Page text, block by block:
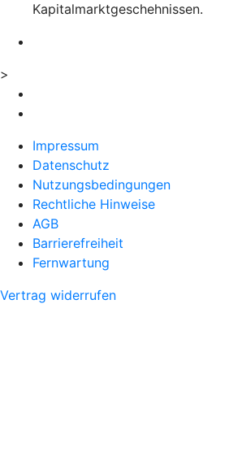
Kapitalmarktgeschehnissen.
>
Impressum
Datenschutz
Nutzungsbedingungen
Rechtliche Hinweise
AGB
Barrierefreiheit
Fernwartung
Vertrag widerrufen